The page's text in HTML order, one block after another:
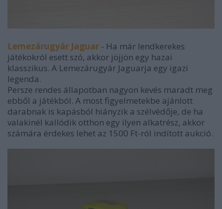
Lemezárugyár Jaguar - Ha már lendkerekes
játékokról esett szó, akkor jöjjön egy hazai
klasszikus. A Lemezárugyár Jaguarja egy igazi
legenda.
Persze rendes állapotban nagyon kevés maradt meg
ebből a játékból. A most figyelmetekbe ajánlott
darabnak is kapásból hiányzik a szélvédője, de ha
valakinél kallódik otthon egy ilyen alkatrész, akkor
számára érdekes lehet az 1500 Ft-ról indított aukció.